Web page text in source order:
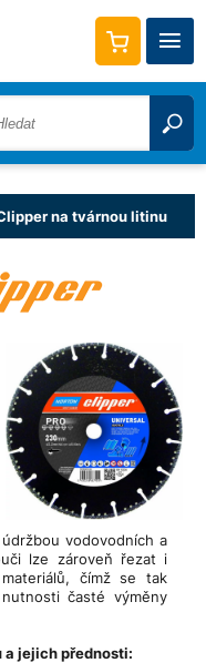
na tvárnou litinu
vodovodních a
lze zároveň řezat i
čímž se tak
časté výměny
jejich přednosti: